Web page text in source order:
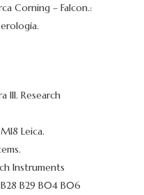
Corning – Falcon.:
III. Research
Leica.
Instruments
B29 B04 B06